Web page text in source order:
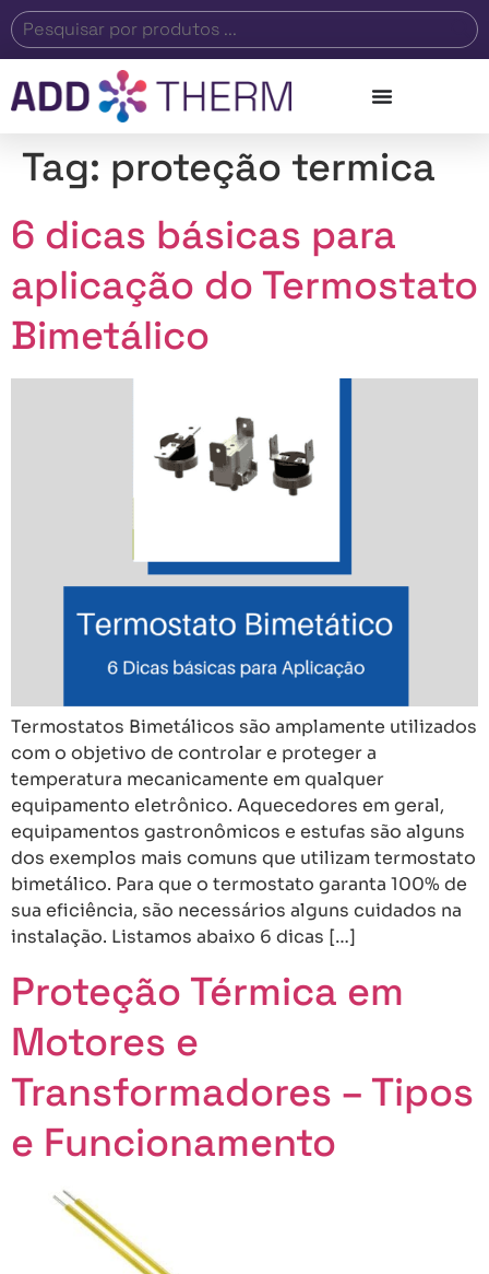
Tag: proteção termica
6 dicas básicas para
aplicação do Termostato
Bimetálico
Termostatos Bimetálicos são amplamente utilizados
com o objetivo de controlar e proteger a
temperatura mecanicamente em qualquer
equipamento eletrônico. Aquecedores em geral,
equipamentos gastronômicos e estufas são alguns
dos exemplos mais comuns que utilizam termostato
bimetálico. Para que o termostato garanta 100% de
sua eficiência, são necessários alguns cuidados na
instalação. Listamos abaixo 6 dicas […]
Proteção Térmica em
Motores e
Transformadores – Tipos
e Funcionamento